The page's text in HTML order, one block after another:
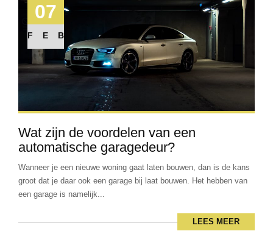
07
FEB
Wat zijn de voordelen van een
automatische garagedeur?
Wanneer je een nieuwe woning gaat laten bouwen, dan is de kans
groot dat je daar ook een garage bij laat bouwen. Het hebben van
een garage is namelijk...
LEES MEER